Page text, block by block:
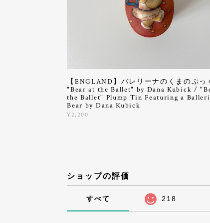
【ENGLAND】バレリーナのくまのぷっ
"Bear at the Ballet" by Dana Kubick /
the Ballet" Plump Tin Featuring a
Bear by Dana Kubick
¥2,200
ショップの評価
すべて 218